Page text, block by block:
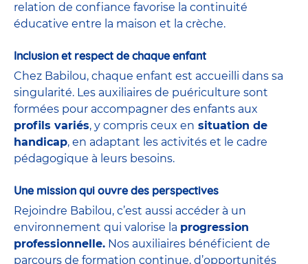
relation de confiance favorise la continuité
éducative entre la maison et la crèche.
Inclusion et respect de chaque enfant
Chez Babilou, chaque enfant est accueilli dans sa
singularité. Les auxiliaires de puériculture sont
formées pour accompagner des enfants aux
profils variés, y compris ceux en situation de
handicap, en adaptant les activités et le cadre
pédagogique à leurs besoins.
Une mission qui ouvre des perspectives
Rejoindre Babilou, c’est aussi accéder à un
environnement qui valorise la progression
professionnelle. Nos auxiliaires bénéficient de
parcours de formation continue, d’opportunités